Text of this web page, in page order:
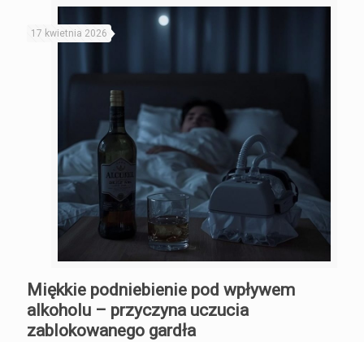
17 kwietnia 2026
Miękkie podniebienie pod wpływem
alkoholu – przyczyna uczucia
zablokowanego gardła